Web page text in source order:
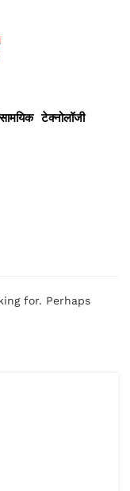
सामयिक टेक्नोलॉजी
for. Perhaps